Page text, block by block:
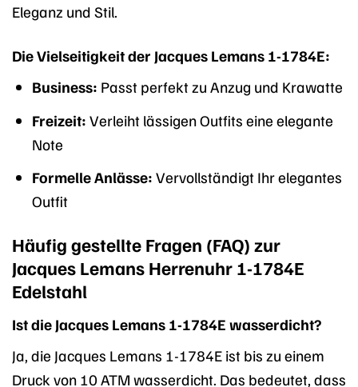
Eleganz und Stil.
Die Vielseitigkeit der Jacques Lemans 1-1784E:
Business: Passt perfekt zu Anzug und Krawatte
Freizeit: Verleiht lässigen Outfits eine elegante
Note
Formelle Anlässe: Vervollständigt Ihr elegantes
Outfit
Häufig gestellte Fragen (FAQ) zur
Jacques Lemans Herrenuhr 1-1784E
Edelstahl
Ist die Jacques Lemans 1-1784E wasserdicht?
Ja, die Jacques Lemans 1-1784E ist bis zu einem
Druck von 10 ATM wasserdicht. Das bedeutet, dass